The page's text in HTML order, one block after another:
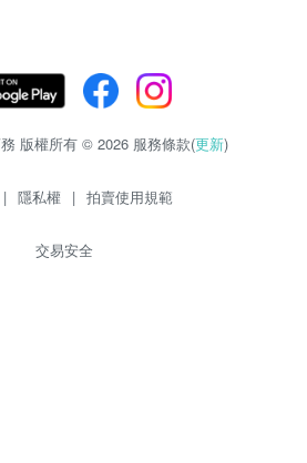
版權所有 © 2026 服務條款(更新)
| 隱私權 | 拍賣使用規範
交易安全